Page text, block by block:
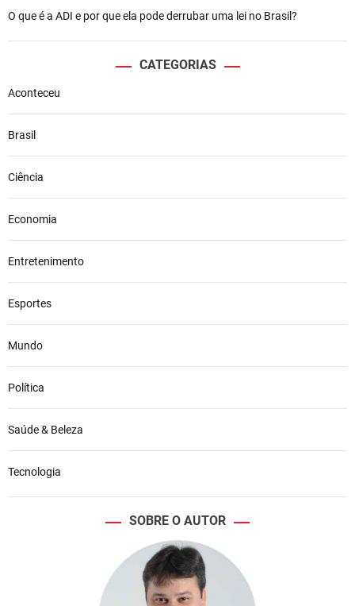
O que é a ADI e por que ela pode derrubar uma lei no Brasil?
CATEGORIAS
Aconteceu
Brasil
Ciência
Economia
Entretenimento
Esportes
Mundo
Política
Saúde & Beleza
Tecnologia
SOBRE O AUTOR